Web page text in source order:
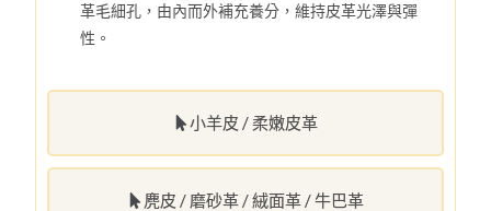
小羊皮 / 柔嫩皮革
麂皮 / 磨砂革 / 絨面革 / 牛巴革
革毛細孔，由內而外補充養分，維持皮革光澤與彈
性。